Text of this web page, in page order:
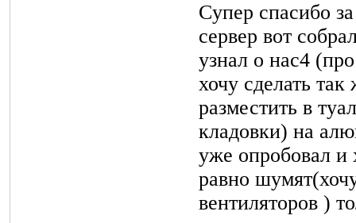
Cупер спасибо
сервер вот
узнал о нас4
хочу сделать
разместить в
кладовки) на
уже опробовал и
равно
вентиляторов )